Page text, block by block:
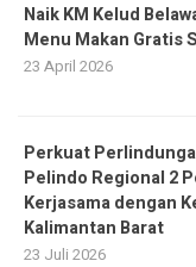
Naik KM Kelud
Menu Makan Gratis
23 April 2026
Perkuat
Pelindo Regional 2
Kerjasama dengan
Kalimantan Barat
23 Juli 2026